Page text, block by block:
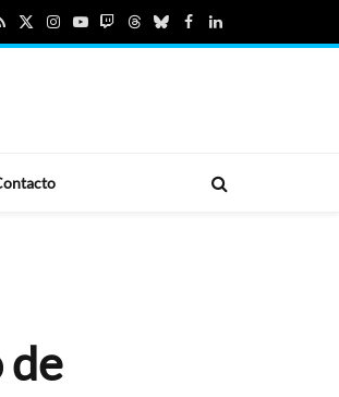
X
Instagram
YouTube
TwitchThreadsBlueskyFacebook
LinkedIn
de